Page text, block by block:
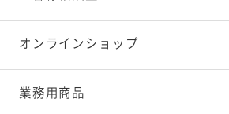
特集レシピ
レシピランキング
販売終了商品一覧
マヨテラス（見学施設）
オープンキッチン（工場見学）
お客様相談室トップ
よくお寄せいただくご質問
オンラインショップ
Qummy
業務用商品